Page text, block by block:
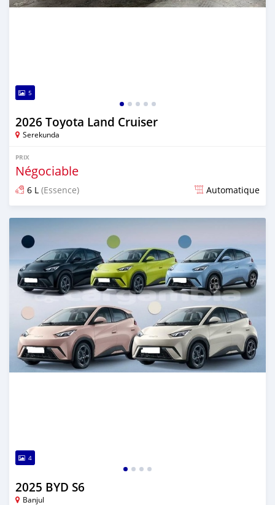
5
2026 Toyota Land Cruiser
Serekunda
PRIX
Négociable
6 L (Essence) Automatique
Publié il y a 10 jours
4
2025 BYD S6
Banjul